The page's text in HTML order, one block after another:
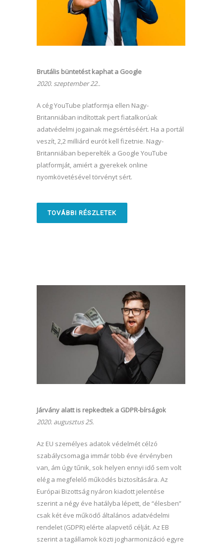
Brutális büntetést kaphat a Google
2020. szeptember 22..
A cég YouTube platformja ellen Nagy-
Britanniában indítottak pert fiatalkorúak
adatvédelmi jogainak megsértéséért. Ha a portál
veszít, 2,2 milliárd eurót kell fizetnie. Nagy-
Britanniában beperelték a Google YouTube
platformját, amiért a gyerekek online
nyomkövetésével törvényt sért.
TOVÁBBI RÉSZLETEK
Járvány alatt is repkedtek a GDPR-bírságok
2020. augusztus 25.
Az EU személyes adatok védelmét célzó
szabálycsomagja immár több éve érvényben
van, ám úgy tűnik, sok helyen ennyi idő sem volt
elég a megfelelő működés biztosítására. Az
Európai Bizottság nyáron kiadott jelentése
szerint a négy éve hatályba lépett, de “élesben”
csak két éve működő általános adatvédelmi
rendelet (GDPR) elérte alapvető célját. Az EB
szerint a tagállamok közti jogharmonizáció egyre